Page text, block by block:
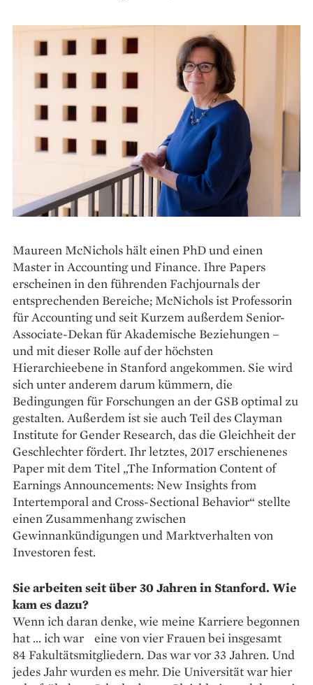
Maureen McNichols hält einen PhD und einen
Master in Accounting und Finance. Ihre Papers
erscheinen in den führenden Fachjournals der
entsprechenden Bereiche; McNichols ist Professorin
für Accounting und seit Kurzem außerdem Senior-
Associate-Dekan für Akademische Beziehungen –
und mit dieser Rolle auf der höchsten
Hierarchieebene in Stanford angekommen. Sie wird
sich unter anderem darum kümmern, die
Bedingungen für Forschungen an der GSB optimal zu
gestalten. Außerdem ist sie auch Teil des Clayman
Institute for Gender Research, das die Gleichheit der
Geschlechter fördert. Ihr letztes, 2017 erschienenes
Paper mit dem Titel „The Information Content of
Earnings Announcements: New Insights from
Intertemporal and Cross-Sectional Behavior“ stellte
einen Zusammenhang zwischen
Gewinnankündigungen und Marktverhalten von
Investoren fest.
Sie arbeiten seit über 30 Jahren in Stanford. Wie
kam es dazu?
Wenn ich daran denke, wie meine Karriere begonnen
hat … ich war eine von vier Frauen bei insgesamt
84 Fakultätsmitgliedern. Das war vor 33 Jahren. Und
jedes Jahr wurden es mehr. Die Universität war hier